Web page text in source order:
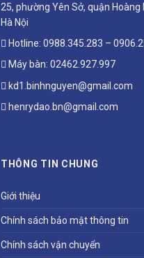
25, phường Yên Sở, quận Hoàng
Hà Nội
Hotline: 0988.345.283 –
Máy bàn: 02462.927.997
kd1.binhnguyen@gmail.com
henrydao.bn@gmail.com
THÔNG TIN CHUNG
Giới thiệu
Chính sách bảo mật thông tin
Chính sách vận chuyển